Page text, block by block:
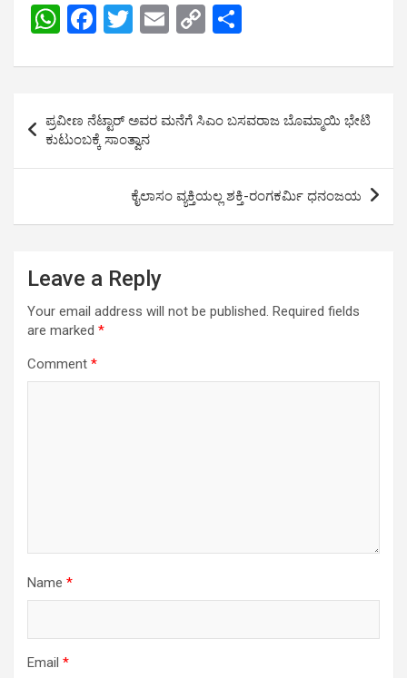
W
at
s
A
p
F
ce
b
o
o
T
tt
er
E
ail
C
py
n
k
ar
e
navigation
ಪ್ರವೀಣ ನೆಟ್ಟಾರ್ ಅವರ ಮನೆಗೆ ಸಿಎಂ ಬಸವರಾಜ ಬೊಮ್ಮಾಯಿ ಭೇಟಿ
ಕುಟುಂಬಕ್ಕೆ ಸಾಂತ್ವಾನ
ಕೈಲಾಸಂ ವ್ಯಕ್ತಿಯಲ್ಲ ಶಕ್ತಿ-ರಂಗಕರ್ಮಿ ಧನಂಜಯ
Leave a Reply
Your email address will not be published. Required fields
are marked *
Comment *
Name *
Email *